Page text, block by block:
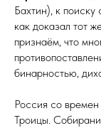
Бахтин), к поиску
как доказал тот
признаём, что
бинарностью,
Россия со
Троицы.